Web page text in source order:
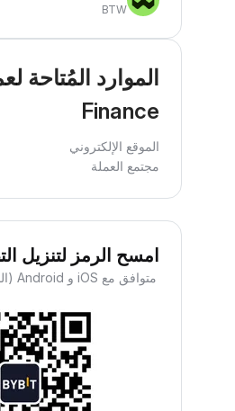
BTW
Finance
الموقع الإلكتروني
مجتمع العملة
امسح الرمز لتنزيل
متوافق مع iOS و Android (الجوال والأجهزة اللوحية)